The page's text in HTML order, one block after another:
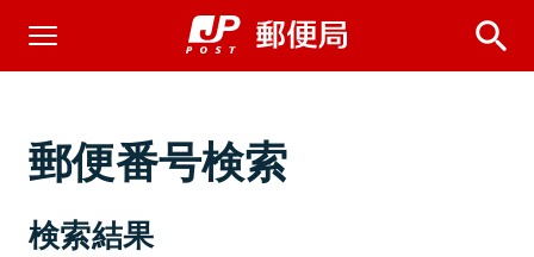
郵便番号検索
検索結果